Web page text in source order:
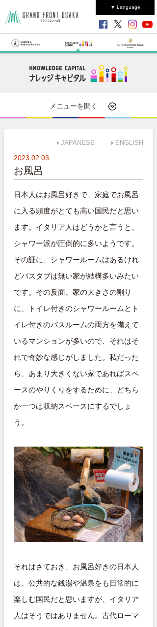
▼ Language
メニューを開く
JAPANESE ENGLISH
2023.02.03
お風呂
日本人はお風呂好きで、家庭でお風呂
に入る頻度がとても高い国民だと思い
ます。イタリア人はどうかと言うと、
シャワー派が圧倒的に多いようです。
その証に、シャワールームはあるけれ
どバスタブは無い家が結構多いみたい
です。その反面、家の大きさの割り
に、トイレ付きのシャワールームとト
イレ付きのバスルームの両方を備えて
いるマンションが多いので、それはそ
れで奇妙な感じがしました。私だった
ら、あまり大きくない家であればスペ
ースのやりくりをするために、どちら
か一つは収納スペースにするでしょ
う。
それはさておき、お風呂好きの日本人
は、公共的な銭湯や温泉をも日常的に
楽しむ国民だと思いますが、イタリア
人はそうではありません。古代ローマ